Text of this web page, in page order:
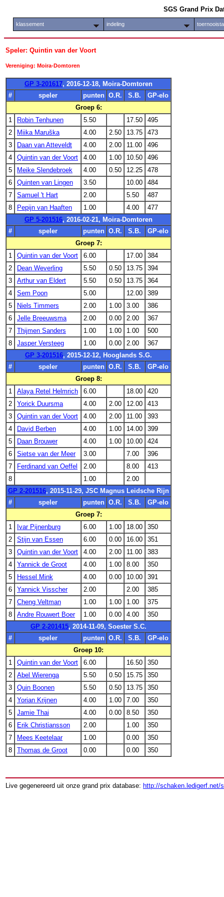
SGS Grand Prix
klassement indeling
Speler: Quintin van der Voort
Vereniging: Moira-Domtoren
GP 3-201617, 2016-12-18, Moira-Domtoren
#
speler punten O.R. S.B.
GP-elo
Groep 6:
1
Robin Tenhunen 5.50 17.50
495
2
Miika Maruška 4.00 2.50 13.75
473
3
Daan van Atteveldt 4.00 2.00 11.00
496
4
Quintin van der Voort 4.00 1.00 10.50
496
5
Meike Slendebroek 4.00 0.50 12.25
478
6
Quinten van Lingen 3.50 10.00
484
7
Samuel 't Hart 2.00 5.50
487
8
Pepijn van Haaften 1.00 4.00
477
GP 5-201516, 2016-02-21, Moira-Domtoren
#
speler punten O.R. S.B.
GP-elo
Groep 7:
1
Quintin van der Voort 6.00 17.00
384
2
Dean Weverling 5.50 0.50 13.75
394
3
Arthur van Eldert 5.50 0.50 13.75
364
4
Sem Poon 5.00 12.00
389
5
Niels Timmers 2.00 1.00 3.00
386
6
Jelle Breeuwsma 2.00 0.00 2.00
367
7
Thijmen Sanders 1.00 1.00 1.00
500
8
Jasper Versteeg 1.00 0.00 2.00
367
GP 3-201516, 2015-12-12, Hooglands S.G.
#
speler punten O.R. S.B.
GP-elo
Groep 8:
1
Alaya Retel Helmrich 6.00 18.00
420
2
Yorick Duursma 4.00 2.00 12.00
413
3
Quintin van der Voort 4.00 2.00 11.00
393
4
David Berben 4.00 1.00 14.00
399
5
Daan Brouwer 4.00 1.00 10.00
424
6
Sietse van der Meer 3.00 7.00
396
7
Ferdinand van Oeffel 2.00 8.00
413
8
1.00
2.00
GP 2-201516, 2015-11-29, JSC Magnus Leidsche Rijn
#
speler punten O.R. S.B.
GP-elo
Groep 7:
1
Ivar Pijnenburg 6.00 1.00 18.00
350
2
Stijn van Essen 6.00 0.00 16.00
351
3
Quintin van der Voort 4.00 2.00 11.00
383
4
Yannick de Groot 4.00 1.00 8.00
350
5
Hessel Mink 4.00 0.00 10.00
391
6
Yannick Visscher 2.00 2.00
385
7
Cheng Veltman 1.00 1.00 1.00
375
8
Andre Rouwert Boer 1.00 0.00 4.00
350
GP 2-201415, 2014-11-09, Soester S.C.
#
speler punten O.R. S.B.
GP-elo
Groep 10:
1
Quintin van der Voort 6.00 16.50
350
2
Abel Wierenga 5.50 0.50 15.75
350
3
Quin Boonen 5.50 0.50 13.75
350
4
Yorian Krijnen 4.00 1.00 7.00
350
5
Jamie Thai 4.00 0.00 8.50
350
6
Erik Christiansson 2.00 1.00
350
7
Mees Keetelaar 1.00 0.00
350
8
Thomas de Groot 0.00 0.00 350
Live gegenereerd uit onze grand prix database: http://schaken.ledigerf.net/